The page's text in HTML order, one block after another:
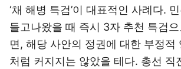
‘채 해병 특검’이 대표적인 사례다.
들고나왔을 때 즉시 3자 추천 특검
면, 해당 사안의 정권에 대한 부정적
처럼 커지지는 않았을 테다. 총선 직